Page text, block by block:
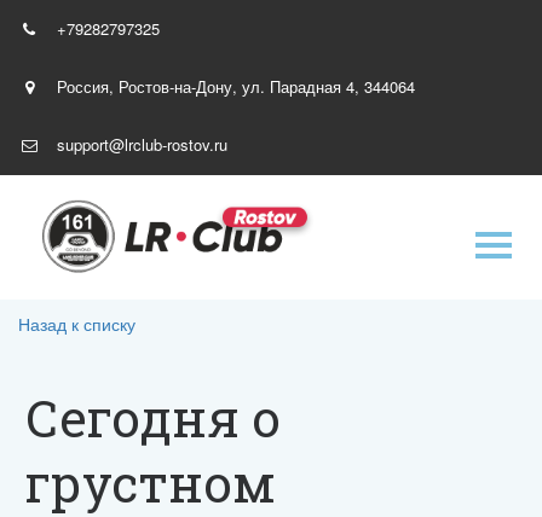
+79282797325
Россия, Ростов-на-Дону, ул. Парадная 4, 344064
support@lrclub-rostov.ru
Назад к списку
Сегодня о
грустном